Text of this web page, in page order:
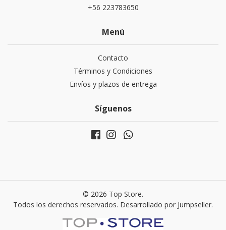
+56 223783650
Menú
Contacto
Términos y Condiciones
Envíos y plazos de entrega
Síguenos
© 2026 Top Store.
Todos los derechos reservados. Desarrollado por Jumpseller.